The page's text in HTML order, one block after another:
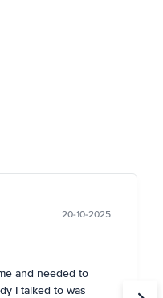
20-10-2025
and needed to
I talked to was